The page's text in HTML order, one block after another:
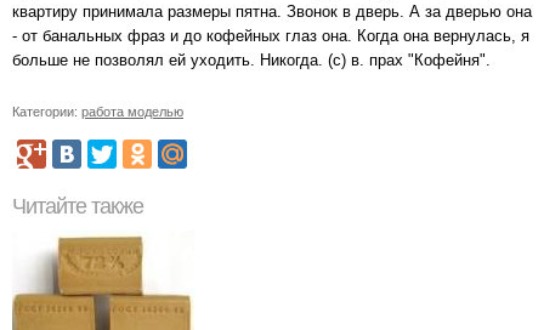
квартиру принимала размеры пятна. Звонок в дверь. А за дверью она
- от банальных фраз и до кофейных глаз она. Когда она вернулась, я
больше не позволял ей уходить. Никогда. (c) в. прах "Кофейня".
Категории: работа моделью
Читайте также